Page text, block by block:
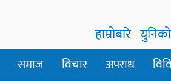
हाम्रोबारे
समाज विचार अपराध